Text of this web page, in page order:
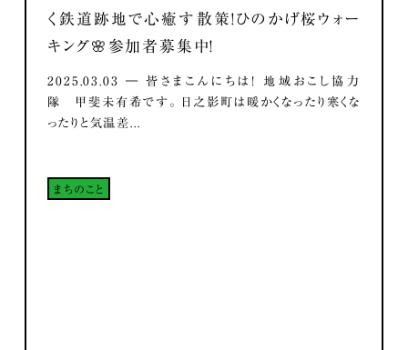
く鉄道跡地で心癒す散策！ひのかげ桜ウォー
キング🌸参加者募集中！
2025.03.03 ― 皆さまこんにちは！ 地域おこし協力
隊 甲斐未有希です。 日之影町は暖かくなったり寒くな
ったりと気温差...
まちのこと